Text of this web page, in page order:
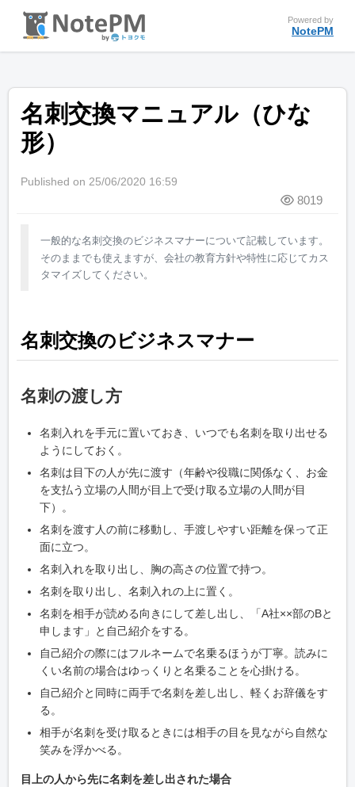
Powered by
NotePM
名刺交換マニュアル（ひな
形）
Published on 25/06/2020 16:59
8019
一般的な名刺交換のビジネスマナーについて記載しています。
そのままでも使えますが、会社の教育方針や特性に応じてカス
タマイズしてください。
名刺交換のビジネスマナー
名刺の渡し方
名刺入れを手元に置いておき、いつでも名刺を取り出せる
ようにしておく。
名刺は目下の人が先に渡す（年齢や役職に関係なく、お金
を支払う立場の人間が目上で受け取る立場の人間が目
下）。
名刺を渡す人の前に移動し、手渡しやすい距離を保って正
面に立つ。
名刺入れを取り出し、胸の高さの位置で持つ。
名刺を取り出し、名刺入れの上に置く。
名刺を相手が読める向きにして差し出し、「A社××部のBと
申します」と自己紹介をする。
自己紹介の際にはフルネームで名乗るほうが丁寧。読みに
くい名前の場合はゆっくりと名乗ることを心掛ける。
自己紹介と同時に両手で名刺を差し出し、軽くお辞儀をす
る。
相手が名刺を受け取るときには相手の目を見ながら自然な
笑みを浮かべる。
目上の人から先に名刺を差し出された場合